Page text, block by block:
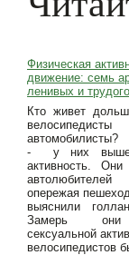
Физическая
движение: семь
ленивых и
Кто живет
автомобилисты?
- у них выше
активность.
опережая
выяснили
Замерь они
сексуальной
велосипедистов